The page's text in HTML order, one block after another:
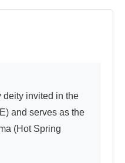
and serves as the
(Hot Spring